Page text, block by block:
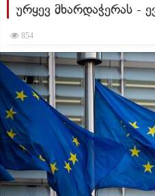
ურყევ მხარდაჭერას -
854